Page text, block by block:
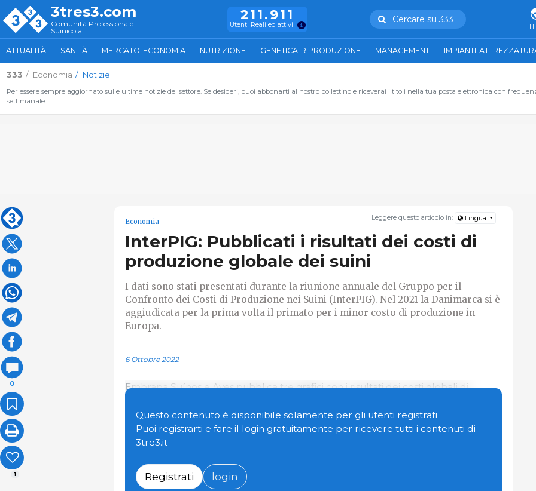
3tres3.com
Comunità Professionale
Suinicola
211.911
Utenti Reali ed attivi
Cercare su 333
IT
ATTUALITÀ SANITÀ MERCATO-ECONOMIA NUTRIZIONE GENETICA-RIPRODUZIONE MANAGEMENT IMPIANTI-
333 Economia Notizie
Per essere sempre aggiornato sulle ultime notizie del settore. Se desideri, puoi abbonarti al nostro bollettino e riceverai i titoli nella tua posta elettronica con
settimanale.
0
1
Leggere questo articolo in: Lingua
Economia
InterPIG: Pubblicati i risultati dei costi di
produzione globale dei suini
I dati sono stati presentati durante la riunione annuale del Gruppo per il
Confronto dei Costi di Produzione nei Suini (InterPIG). Nel 2021 la Danimarca si è
aggiudicata per la prima volta il primato per i minor costo di produzione in
Europa.
6 Ottobre 2022
Embrapa Suínos e Aves pubblica tre grafici con i risultati dei costi globali di
annuale del Gruppo per il Confronto dei Costi di Produzione nei Suini (InterPIG).
L'incontro di quest'anno si è svolto nella città di Szekszárd, in Ungheria, dal 27 al
29 giugno, ed è stato organizzato dall'Istituto di Ricerca sull'Economia Agricola
L'incontro InterPIG si svolge annualmente e coinvolge i principali istituti di ricerca
Questo contenuto è disponibile solamente per gli utenti registrati
Puoi registrarti e fare il login gratuitamente per ricevere tutti i contenuti di
3tre3.it
Registrati login